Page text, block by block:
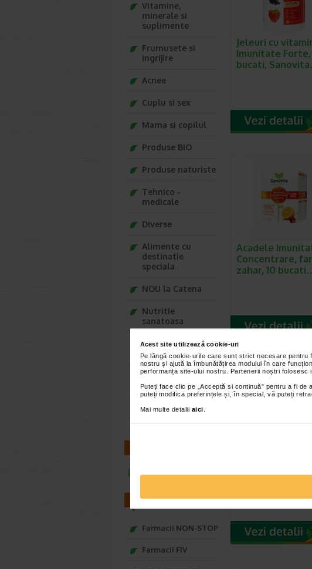
Acest site utilizează cookie-uri
Pe lângă cookie-urile care sunt strict necesare
nostru și ajută la îmbunătățirea modului în care
performanța site-ului nostru. Partenerii noștri folosesc
Puteți face clic pe „Acceptă si continuă” pentru a fi
puteți modifica preferințele și, în special, vă puteți
Mai multe detalii aici
Jeleuri cu
Imunitate
bucati,
Acadele
Concentrare,
zahar, 10
glazura de…
Vitamine,
minerale si
suplimente
Frumusete si
ingrijire
Acnee
Cuplu si sex
Mama si copilul
Produse BIO
Produse naturiste
Tehnico -
medicale
Diverse
Alimente cu
destinatie
speciala
NOU la Catena
Nutritie
sanatoasa
Ce Oftapic ti se
potriveste
Adora – Adorabili
din prima clipa
Seturi cadou
infoline@catena.ro
FARMACII
Farmacii NON-STOP
Farmacii FIV